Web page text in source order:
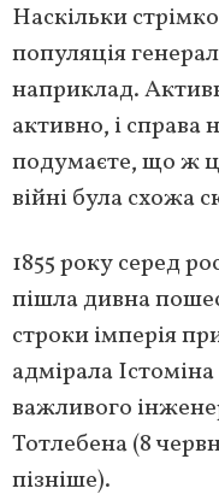
Наскільки
популяція
наприклад.
активно, і справа
подумаєте, що ж
війні була схожа
1855 року серед
пішла дивна
строки імперія
адмірала
важливого
Тотлебена (8
пізніше).